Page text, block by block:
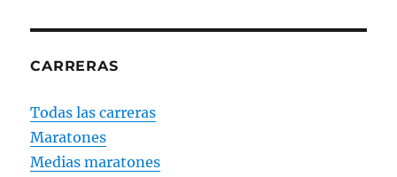
CARRERAS
Todas las carreras
Maratones
Medias maratones